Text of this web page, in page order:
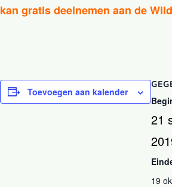
kan gratis deelnemen aan de
Toevoegen aan kalender
21
19